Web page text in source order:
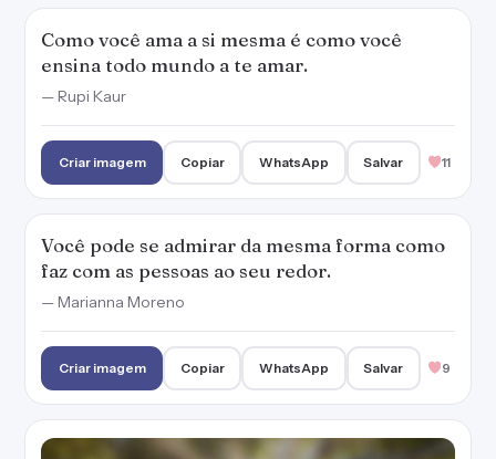
Como você ama a si mesma é como você
ensina todo mundo a te amar.
— Rupi Kaur
Criar imagem Copiar WhatsApp Salvar 11
Você pode se admirar da mesma forma como
faz com as pessoas ao seu redor.
— Marianna Moreno
Criar imagem Copiar WhatsApp Salvar 9